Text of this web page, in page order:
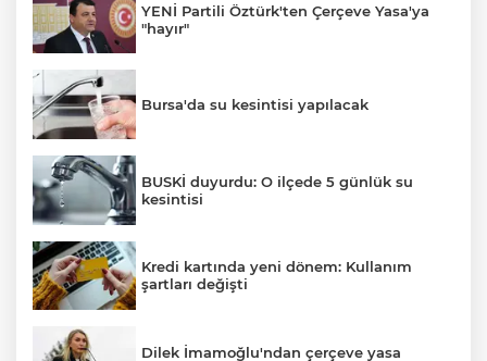
YENİ Partili Öztürk'ten Çerçeve Yasa'ya
"hayır"
Bursa'da su kesintisi yapılacak
BUSKİ duyurdu: O ilçede 5 günlük su
kesintisi
Kredi kartında yeni dönem: Kullanım
şartları değişti
Dilek İmamoğlu'ndan çerçeve yasa